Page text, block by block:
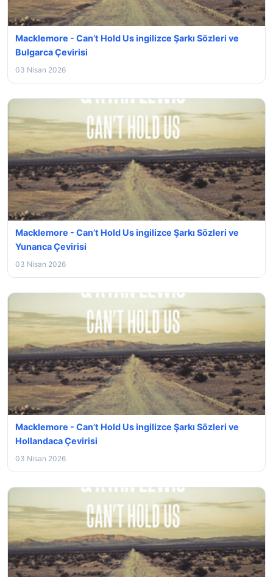
Macklemore - Can’t Hold Us ingilizce Şarkı Sözleri ve
Bulgarca Çevirisi
03 Nisan 2026
Macklemore - Can’t Hold Us ingilizce Şarkı Sözleri ve
Yunanca Çevirisi
03 Nisan 2026
Macklemore - Can’t Hold Us ingilizce Şarkı Sözleri ve
Hollandaca Çevirisi
03 Nisan 2026